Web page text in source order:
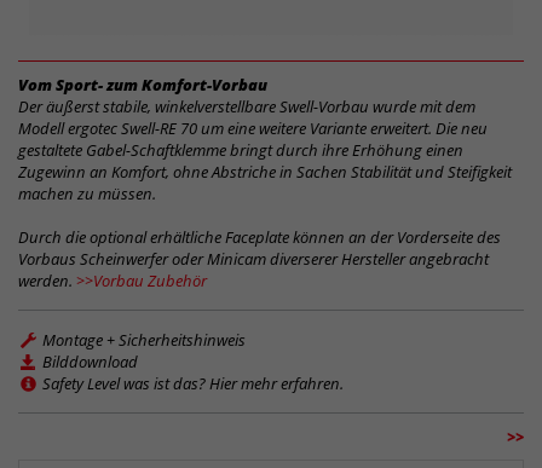
Vom Sport- zum Komfort-Vorbau
Der äußerst stabile, winkelverstellbare Swell-Vorbau wurde mit dem
Modell ergotec Swell-RE 70 um eine weitere Variante erweitert. Die neu
gestaltete Gabel-Schaftklemme bringt durch ihre Erhöhung einen
Zugewinn an Komfort, ohne Abstriche in Sachen Stabilität und Steifigkeit
machen zu müssen.
Durch die optional erhältliche Faceplate können an der Vorderseite des
Vorbaus Scheinwerfer oder Minicam diverserer Hersteller angebracht
werden. >>Vorbau Zubehör
Montage + Sicherheitshinweis
Bilddownload
Safety Level was ist das? Hier mehr erfahren.
>>